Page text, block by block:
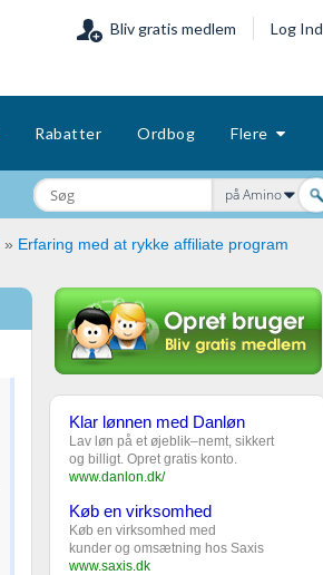
Bliv gratis medlem Log Ind
Rabatter Ordbog Flere
på Amino
» Erfaring med at rykke affiliate program
Klar lønnen med Danløn
Lav løn på et øjeblik–nemt, sikkert
og billigt. Opret gratis konto.
www.danlon.dk/
Køb en virksomhed
Køb en virksomhed med
kunder og omsætning hos Saxis
www.saxis.dk